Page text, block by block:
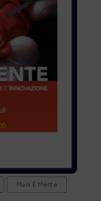
Mani E Mente